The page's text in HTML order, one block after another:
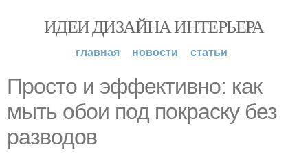
ИДЕИ ДИЗАЙНА ИНТЕРЬЕРА
главная новости статьи
Просто и эффективно: как
мыть обои под покраску без
разводов